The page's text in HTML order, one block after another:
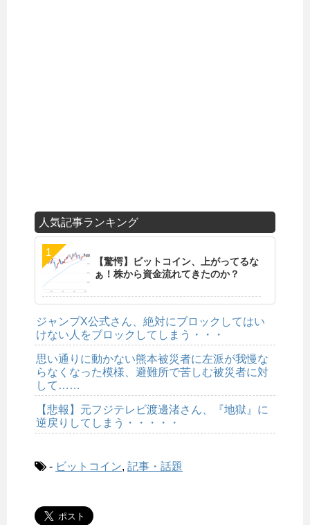
人気記事ランキング
【驚愕】ビットコイン、上がってるな
ぁ！株から資金流れてきたのか？
ジャンプX公式さん、絶対にブロックしてはい
けない人をブロックしてしまう・・・
思い通りに動かない熊本被災者に左派が我慢な
らなくなった模様、避難所で苦しむ被災者に対
して……
【悲報】元フジテレビ渡邊渚さん、『地獄』に
逆戻りしてしまう・・・・・
- ビットコイン, 記事・話題